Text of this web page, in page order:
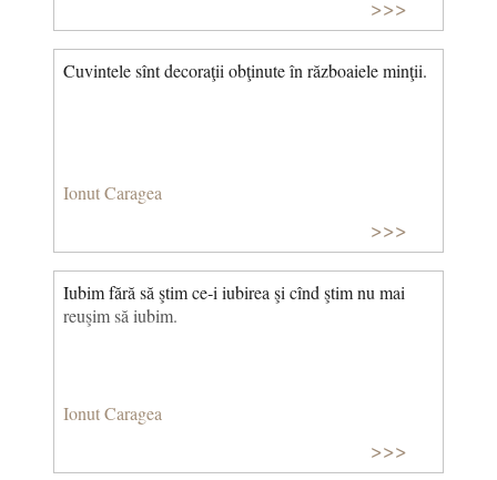
>>>
Cuvintele sînt decoraţii obţinute în războaiele minţii.
Ionut Caragea
>>>
Iubim fără să ştim ce‑i iubirea şi cînd ştim nu mai
reuşim să iubim.
Ionut Caragea
>>>